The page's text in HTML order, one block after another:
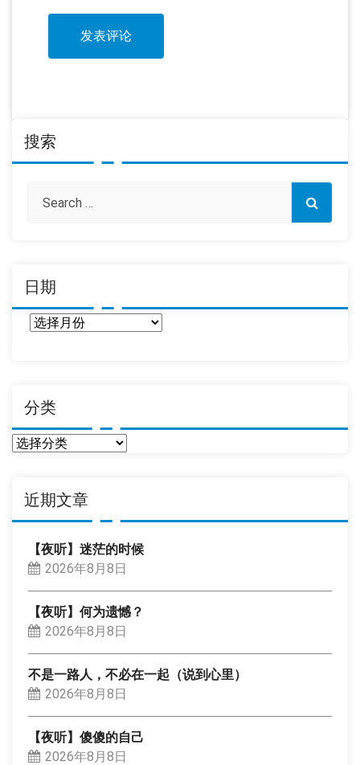
搜索
日期
分类
分
近期文章
【夜听】迷茫的时候
2026年8月8日
【夜听】何为遗憾？
2026年8月8日
不是一路人，不必在一起（说到心里）
2026年8月8日
【夜听】傻傻的自己
2026年8月8日